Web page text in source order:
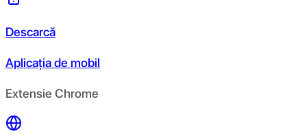
Descarcă
Aplicația de mobil
Extensie Chrome